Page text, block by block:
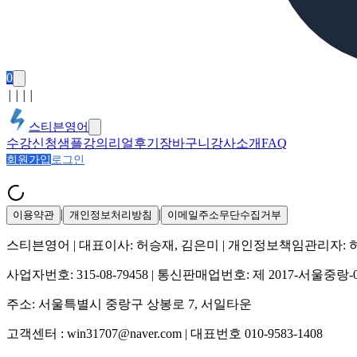
0
스티븐영어
수강신청샘플강의 리얼후기 장바구니 강사소개FAQ
회원가입 로그인
이용약관 | 개인정보처리방침 | 이메일주소무단수집거부
스티븐영어 | 대표이사: 허승재, 김은미 | 개인정보책임관리자:
사업자번호: 315-08-79458 | 통신판매업번호: 제 2017-서울중랑-
주소: 서울특별시 중랑구 상봉로 7, 서일타운
고객센터 : win31707@naver.com | 대표번호 010-9583-1408